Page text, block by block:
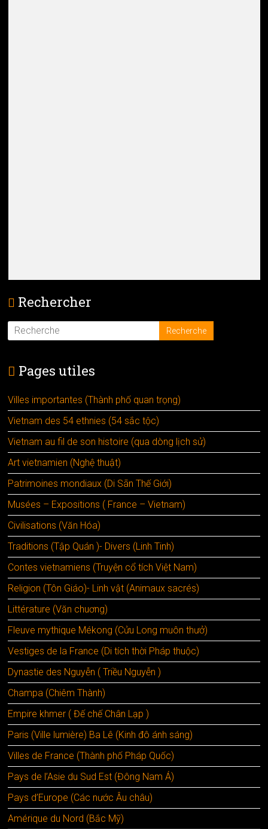
Rechercher
Pages utiles
Villes importantes (Thành phố quan trọng)
Vietnam des 54 ethnies (54 sắc tộc)
Vietnam au fil de son histoire (qua dòng lịch sử)
Art vietnamien (Nghệ thuật)
Patrimoines mondiaux (Di Sãn Thế Giới)
Musées – Expositions ( France – Vietnam)
Civilisations (Văn Hóa)
Traditions (Tập Quán )- Divers (Linh Tinh)
Contes vietnamiens (Truyện cổ tích Việt Nam)
Religion (Tôn Giáo)- Linh vật (Animaux sacrés)
Littérature (Văn chuơng)
Fleuve mythique Mékong (Cửu Long muôn thưở)
Vestiges de la France (Di tích thời Pháp thuộc)
Dynastie des Nguyễn ( Triều Nguyễn )
Champa (Chiêm Thành)
Empire khmer ( Đế chế Chân Lạp )
Paris (Ville lumière) Ba Lê (Kinh đô ánh sáng)
Villes de France (Thành phố Pháp Quốc)
Pays de l’Asie du Sud Est (Đông Nam Á)
Pays d’Europe (Các nước Âu châu)
Amérique du Nord (Bắc Mỹ)